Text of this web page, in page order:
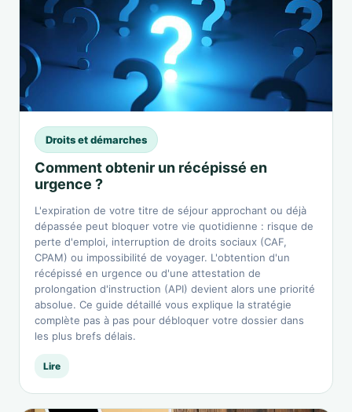
Droits et démarches
Comment obtenir un récépissé en
urgence ?
L'expiration de votre titre de séjour approchant ou déjà
dépassée peut bloquer votre vie quotidienne : risque de
perte d'emploi, interruption de droits sociaux (CAF,
CPAM) ou impossibilité de voyager. L'obtention d'un
récépissé en urgence ou d'une attestation de
prolongation d'instruction (API) devient alors une priorité
absolue. Ce guide détaillé vous explique la stratégie
complète pas à pas pour débloquer votre dossier dans
les plus brefs délais.
Lire